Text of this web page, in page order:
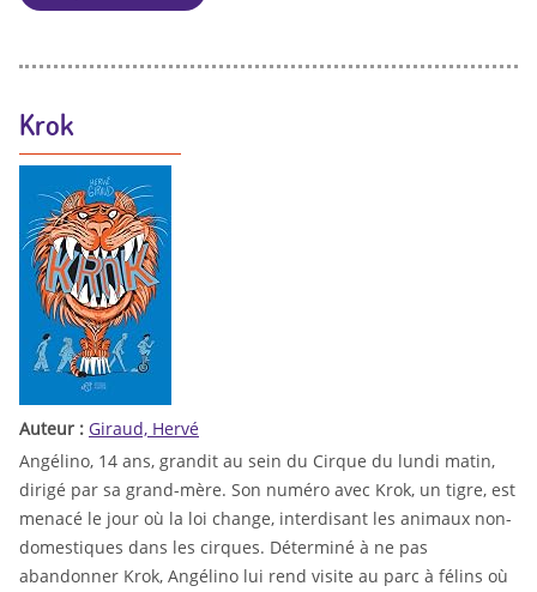
Krok
Auteur : Giraud, Hervé
Angélino, 14 ans, grandit au sein du Cirque du lundi matin,
dirigé par sa grand-mère. Son numéro avec Krok, un tigre, est
menacé le jour où la loi change, interdisant les animaux non-
domestiques dans les cirques. Déterminé à ne pas
abandonner Krok, Angélino lui rend visite au parc à félins où